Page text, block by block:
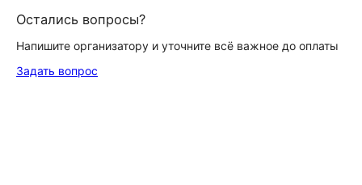
Остались вопросы?
Напишите организатору и уточните всё важное до оплаты
Задать вопрос